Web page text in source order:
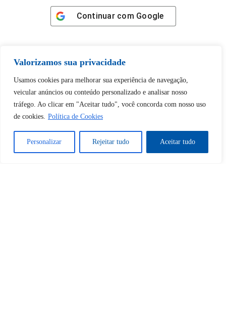
Valorizamos sua privacidade
Usamos cookies para melhorar sua experiência de navegação,
veicular anúncios ou conteúdo personalizado e analisar nosso
tráfego. Ao clicar em "Aceitar tudo", você concorda com nosso uso
de cookies. Política de Cookies
Personalizar Rejeitar tudo Aceitar tudo
Continuar com Google
Tem certeza de que deseja
desbloquear esta publicação?
Desbloquear esquerda : 0